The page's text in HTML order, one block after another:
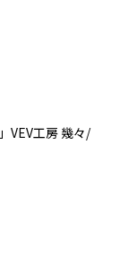
VEV工房 幾々/